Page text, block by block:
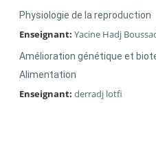
Physiologie de la reproduction
Enseignant: Yacine Hadj
Amélioration génétique et
Alimentation
Enseignant: derradj lotfi